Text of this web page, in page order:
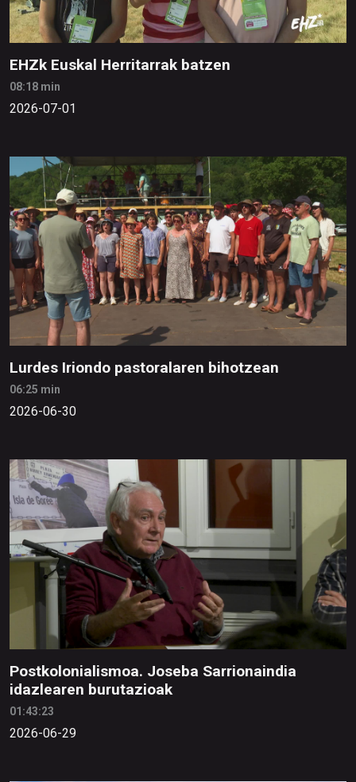
EHZk Euskal Herritarrak batzen
08:18 min
2026-07-01
Lurdes Iriondo pastoralaren bihotzean
06:25 min
2026-06-30
Postkolonialismoa. Joseba Sarrionaindia
idazlearen burutazioak
01:43:23
2026-06-29